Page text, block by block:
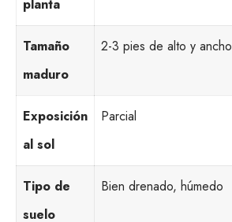
planta
Tamaño
maduro
2-3 pies de alto y ancho
Exposición
al sol
Parcial
Tipo de
suelo
Bien drenado, húmedo